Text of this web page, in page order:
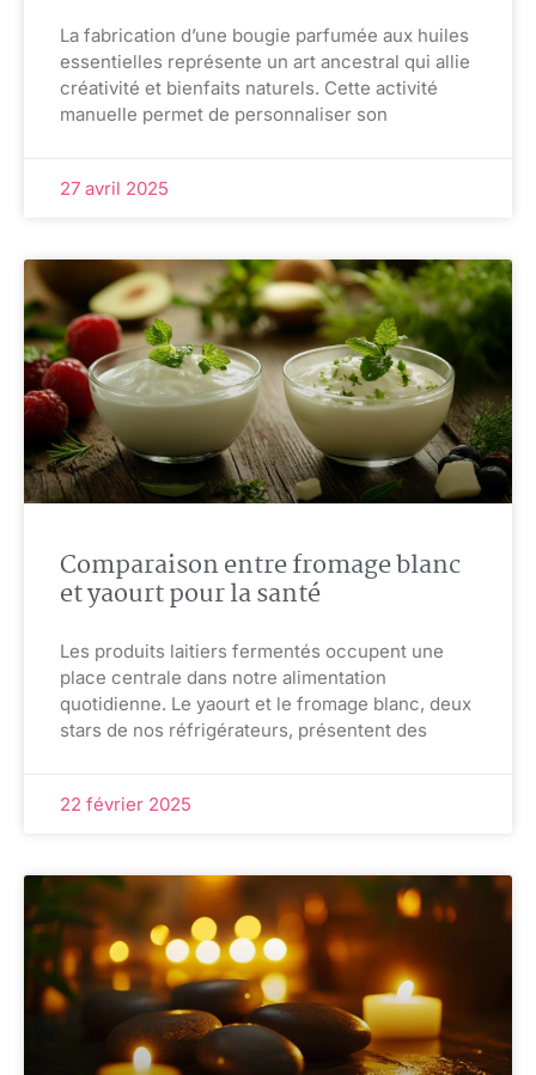
La fabrication d’une bougie parfumée aux huiles
essentielles représente un art ancestral qui allie
créativité et bienfaits naturels. Cette activité
manuelle permet de personnaliser son
27 avril 2025
Comparaison entre fromage blanc
et yaourt pour la santé
Les produits laitiers fermentés occupent une
place centrale dans notre alimentation
quotidienne. Le yaourt et le fromage blanc, deux
stars de nos réfrigérateurs, présentent des
22 février 2025